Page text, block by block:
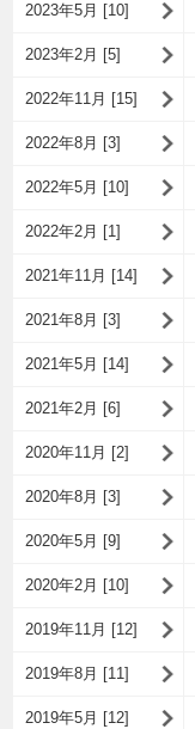
2023年5月 [10]
2023年2月 [5]
2022年11月 [15]
2022年8月 [3]
2022年5月 [10]
2022年2月 [1]
2021年11月 [14]
2021年8月 [3]
2021年5月 [14]
2021年2月 [6]
2020年11月 [2]
2020年8月 [3]
2020年5月 [9]
2020年2月 [10]
2019年11月 [12]
2019年8月 [11]
2019年5月 [12]